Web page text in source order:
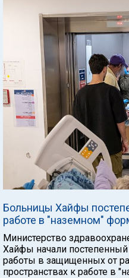
Больницы Хайфы
работе в "наземном"
Министерство
Хайфы начали
работы в защищенных от
пространствах к работе в